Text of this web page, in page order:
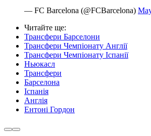
— FC Barcelona (@FCBarcelona)
Читайте ще:
Трансфери Барселони
Трансфери Чемпіонату Англії
Трансфери Чемпіонату Іспанії
Ньюкасл
Трансфери
Барселона
Іспанія
Англія
Ентоні Гордон